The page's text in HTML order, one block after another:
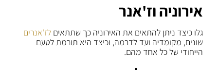
אירוניה וז'אנר
גלו כיצד ניתן להתאים את האירוניה כך שתתאיםלז'אנרים
שונים, מקומדיה ועד לדרמה, וכיצד היא תורמת לטעם
הייחודי של כל אחד מהם.